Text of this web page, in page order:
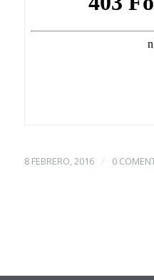
8 FEBRERO, 2016 / 0